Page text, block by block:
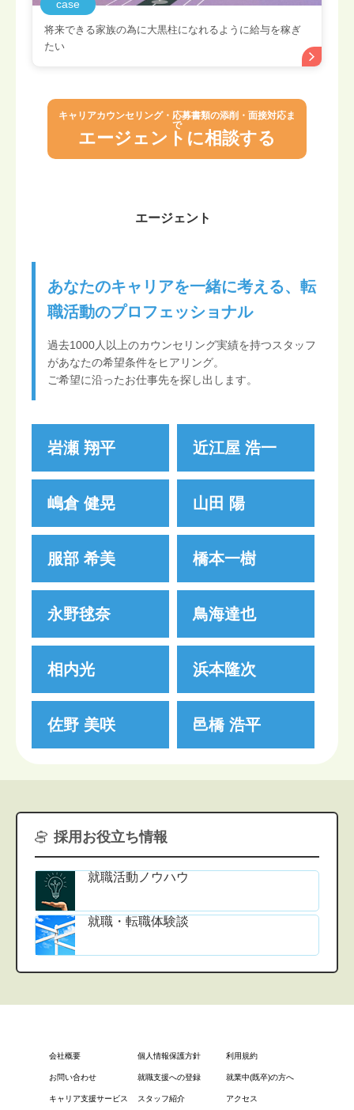
case
将来できる家族の為に大黒柱になれるように給与を稼ぎ
たい
キャリアカウンセリング・応募書類の添削・面接対応ま
で
エージェントに相談する
エージェント
あなたのキャリアを一緒に考える、転
職活動のプロフェッショナル
過去1000人以上のカウンセリング実績を持つスタッフ
があなたの希望条件をヒアリング。
ご希望に沿ったお仕事先を探し出します。
岩瀬 翔平 近江屋 浩一
嶋倉 健晃 山田 陽
服部 希美 橋本一樹
永野毬奈 鳥海達也
相内光 浜本隆次
佐野 美咲 邑橋 浩平
採用お役立ち情報
就職活動ノウハウ
就職・転職体験談
会社概要 個人情報保護方針 利用規約
お問い合わせ 就職支援への登録 就業中(既卒)の方へ
キャリア支援サービス スタッフ紹介 アクセス